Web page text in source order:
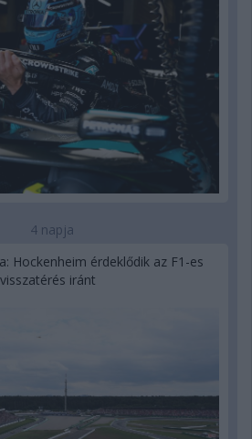
4 napja
Hockenheim érdeklődik az F1-es
visszatérés iránt